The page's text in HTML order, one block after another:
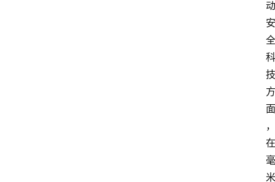
动
安
全
科
技
方
面
，
在
毫
米